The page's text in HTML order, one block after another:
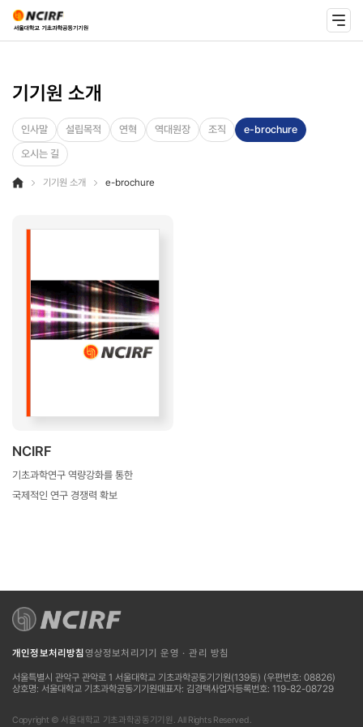
기기원 소개
인사말 설립목적 연혁 역대원장 조직
e-brochure
오시는 길
기기원 소개 e-brochure
NCIRF
기초과학연구 역량강화를 통한
국제적인 연구 경쟁력 확보
서울특별시 관악구 관악로 1 서울대학교 기초과학공동기기원(139동) (우편번호: 08826)
상호명: 서울대학교 기초과학공동기기원대표자: 김경택사업자등록번호: 119-82-08729
개인정보처리방침 영상정보처리기기 운영 · 관리 방침
Copyright © 서울대학교 기초과학공동기기원. All Rights Reserved.